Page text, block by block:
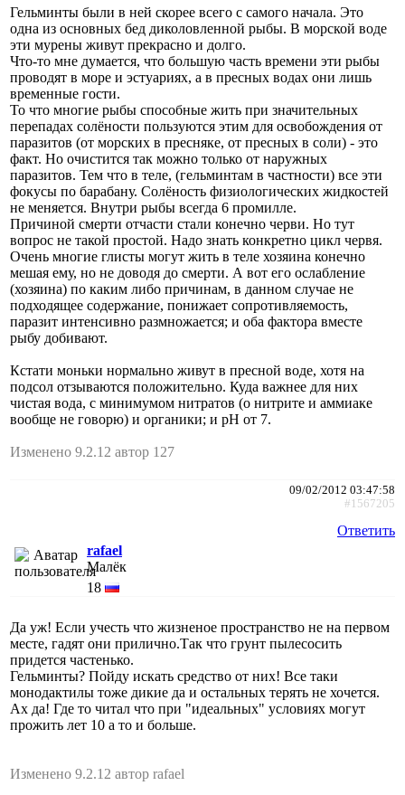
Гельминты были в ней скорее всего с самого начала. Это
одна из основных бед диколовленной рыбы. В морской воде
эти мурены живут прекрасно и долго.
Что-то мне думается, что большую часть времени эти рыбы
проводят в море и эстуариях, а в пресных водах они лишь
временные гости.
То что многие рыбы способные жить при значительных
перепадах солёности пользуются этим для освобождения от
паразитов (от морских в пресняке, от пресных в соли) - это
факт. Но очистится так можно только от наружных
паразитов. Тем что в теле, (гельминтам в частности) все эти
фокусы по барабану. Солёность физиологических жидкостей
не меняется. Внутри рыбы всегда 6 промилле.
Причиной смерти отчасти стали конечно черви. Но тут
вопрос не такой простой. Надо знать конкретно цикл червя.
Очень многие глисты могут жить в теле хозяина конечно
мешая ему, но не доводя до смерти. А вот его ослабление
(хозяина) по каким либо причинам, в данном случае не
подходящее содержание, понижает сопротивляемость,
паразит интенсивно размножается; и оба фактора вместе
рыбу добивают.
Кстати моньки нормально живут в пресной воде, хотя на
подсол отзываются положительно. Куда важнее для них
чистая вода, с минимумом нитратов (о нитрите и аммиаке
вообще не говорю) и органики; и рН от 7.
Изменено 9.2.12 автор 127
09/02/2012 03:47:58
#1567205
Ответить
rafael
Малёк
18
Да уж! Если учесть что жизненое пространство не на первом
месте, гадят они прилично.Так что грунт пылесосить
придется частенько.
Гельминты? Пойду искать средство от них! Все таки
монодактилы тоже дикие да и остальных терять не хочется.
Ах да! Где то читал что при "идеальных" условиях могут
прожить лет 10 а то и больше.
Изменено 9.2.12 автор rafael